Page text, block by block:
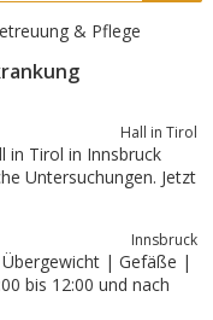
& Pflege
Hall in Tirol
in Tirol in Innsbruck
Untersuchungen. Jetzt
Innsbruck
| Gefäße |
bis 12:00 und nach